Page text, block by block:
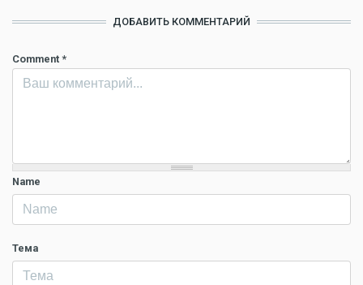
ДОБАВИТЬ КОММЕНТАРИЙ
Comment *
Name
Тема